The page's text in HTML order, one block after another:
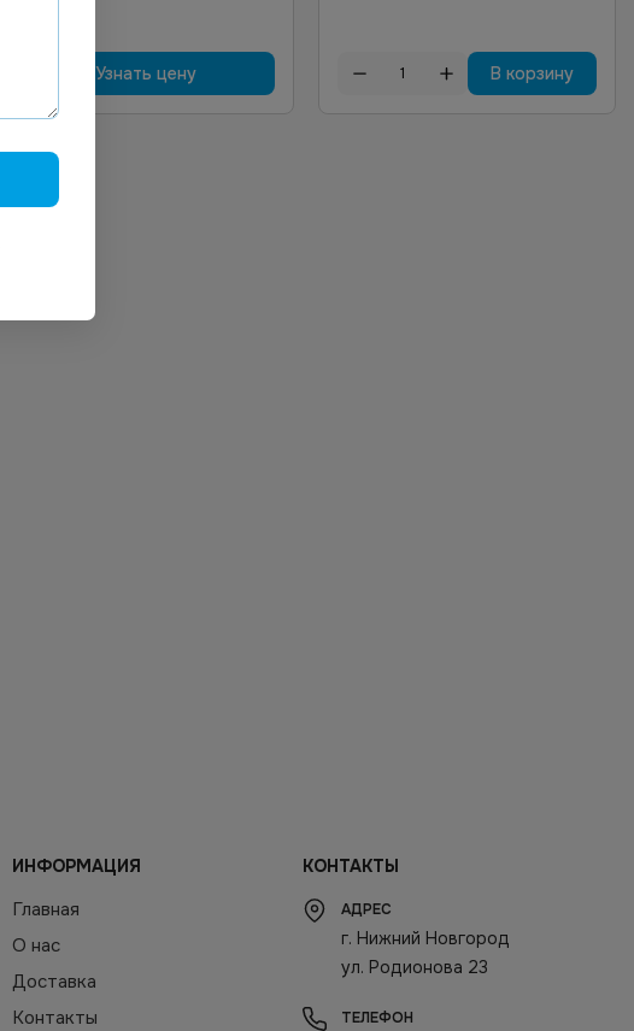
Узнать цену В корзину
ИНФОРМАЦИЯ
Главная
О нас
Доставка
Контакты
КОНТАКТЫ
АДРЕС
г. Нижний Новгород
ул. Родионова 23
ТЕЛЕФОН